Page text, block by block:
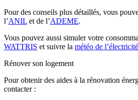
Pour des conseils plus détaillés, vous
l’ANIL et de l’ADEME.
Vous pouvez aussi simuler votre
WATTRIS et suivre la météo de
Rénover son logement
Pour obtenir des aides à la rénovation
contacter :